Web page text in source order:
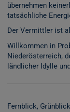
übernehmen
tatsächliche
Der Vermittler ist
Willkommen in
Niederösterreich,
ländlicher Idylle
Fernblick Grünblick